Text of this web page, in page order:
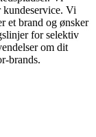
kundeservice. Vi
et brand og ønsker
for selektiv
om dit
brands.